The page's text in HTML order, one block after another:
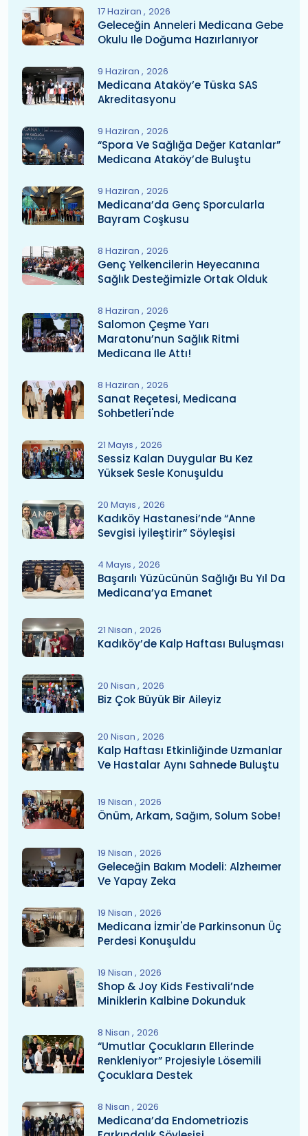
17 Haziran 2026
Geleceğin Anneleri Medicana Gebe
Okulu Ile Doğuma Hazırlanıyor
9 Haziran 2026
Medicana Ataköy’e Tüska SAS
Akreditasyonu
9 Haziran 2026
“Spora Ve Sağlığa Değer Katanlar”
Medicana Ataköy’de Buluştu
9 Haziran 2026
Medicana’da Genç Sporcularla
Bayram Coşkusu
8 Haziran 2026
Genç Yelkencilerin Heyecanına
Sağlık Desteğimizle Ortak Olduk
8 Haziran 2026
Salomon Çeşme Yarı
Maratonu’nun Sağlık Ritmi
Medicana Ile Attı!
8 Haziran 2026
Sanat Reçetesi, Medicana
Sohbetleri'nde
21 Mayıs 2026
Sessiz Kalan Duygular Bu Kez
Yüksek Sesle Konuşuldu
20 Mayıs 2026
Kadıköy Hastanesi’nde “Anne
Sevgisi İyileştirir” Söyleşisi
4 Mayıs 2026
Başarılı Yüzücünün Sağlığı Bu Yıl Da
Medicana’ya Emanet
21 Nisan 2026
Kadıköy’de Kalp Haftası Buluşması
20 Nisan 2026
Biz Çok Büyük Bir Aileyiz
20 Nisan 2026
Kalp Haftası Etkinliğinde Uzmanlar
Ve Hastalar Aynı Sahnede Buluştu
19 Nisan 2026
Önüm, Arkam, Sağım, Solum Sobe!
19 Nisan 2026
Geleceğin Bakım Modeli: Alzheımer
Ve Yapay Zeka
19 Nisan 2026
Medicana İzmir'de Parkinsonun Üç
Perdesi Konuşuldu
19 Nisan 2026
Shop & Joy Kids Festivali’nde
Miniklerin Kalbine Dokunduk
8 Nisan 2026
“Umutlar Çocukların Ellerinde
Renkleniyor” Projesiyle Lösemili
Çocuklara Destek
8 Nisan 2026
Medicana’da Endometriozis